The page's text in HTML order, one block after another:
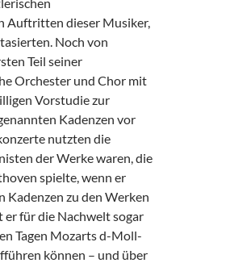
Auftritten dieser Musiker,
Noch von
Teil seiner
Orchester und Chor mit
Vorstudie zur
Kadenzen vor
nutzten die
der Werke waren, die
spielte, wenn er
zu den Werken
er für die Nachwelt sogar
Tagen Mozarts d-Moll-
können – und über